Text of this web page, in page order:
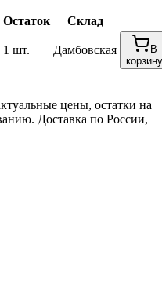
Остаток
Склад
1 шт. Дамбовская
В
корзину
цены, остатки на
Доставка по России,